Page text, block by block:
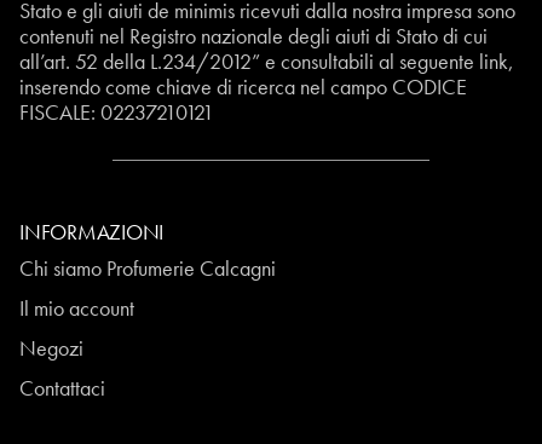
Stato e gli aiuti de minimis ricevuti dalla nostra impresa sono
contenuti nel Registro nazionale degli aiuti di Stato di cui
all’art. 52 della L.234/2012” e consultabili al seguente link,
inserendo come chiave di ricerca nel campo CODICE
FISCALE: 02237210121
INFORMAZIONI
Chi siamo Profumerie Calcagni
Il mio account
Negozi
Contattaci